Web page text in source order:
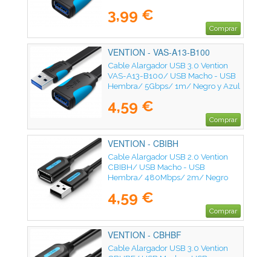
3,99 €
Comprar
VENTION - VAS-A13-B100
Cable Alargador USB 3.0 Vention
VAS-A13-B100/ USB Macho - USB
Hembra/ 5Gbps/ 1m/ Negro y Azul
4,59 €
Comprar
VENTION - CBIBH
Cable Alargador USB 2.0 Vention
CBIBH/ USB Macho - USB
Hembra/ 480Mbps/ 2m/ Negro
4,59 €
Comprar
VENTION - CBHBF
Cable Alargador USB 3.0 Vention